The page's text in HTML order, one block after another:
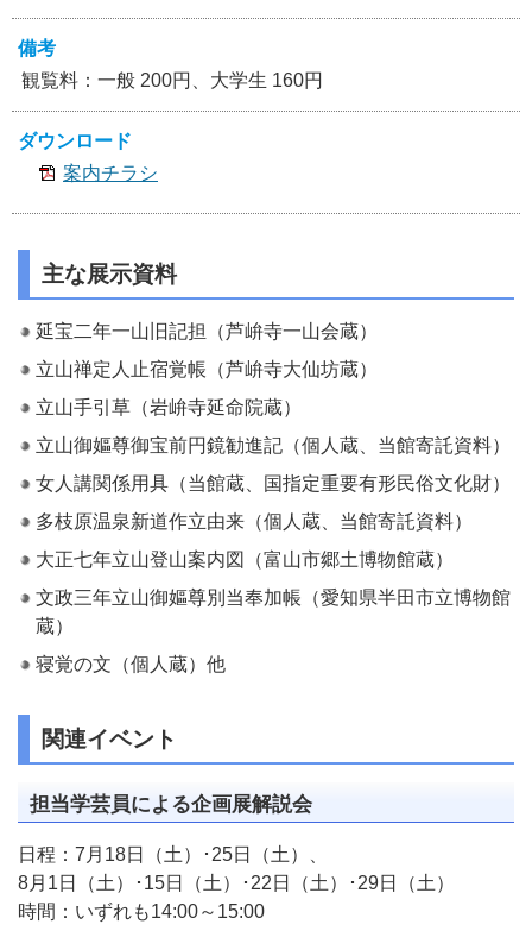
備考
観覧料：一般 200円、大学生 160円
ダウンロード
案内チラシ
主な展示資料
延宝二年一山旧記担（芦峅寺一山会蔵）
立山禅定人止宿覚帳（芦峅寺大仙坊蔵）
立山手引草（岩峅寺延命院蔵）
立山御嫗尊御宝前円鏡勧進記（個人蔵、当館寄託資料）
女人講関係用具（当館蔵、国指定重要有形民俗文化財）
多枝原温泉新道作立由来（個人蔵、当館寄託資料）
大正七年立山登山案内図（富山市郷土博物館蔵）
文政三年立山御嫗尊別当奉加帳（愛知県半田市立博物館
蔵）
寝覚の文（個人蔵）他
関連イベント
担当学芸員による企画展解説会
日程：7月18日（土）･25日（土）、
8月1日（土）･15日（土）･22日（土）･29日（土）
時間：いずれも14:00～15:00